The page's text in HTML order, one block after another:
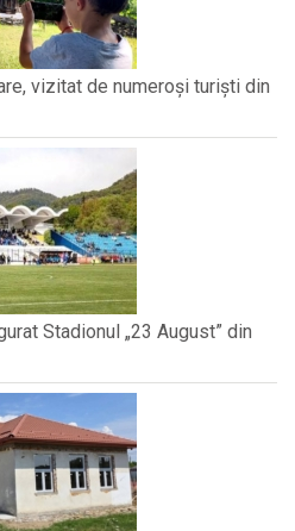
vizitat de numeroși turiști din
Stadionul „23 August” din